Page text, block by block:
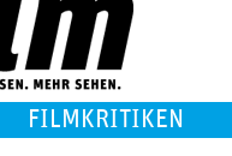
FILMKRITIKEN